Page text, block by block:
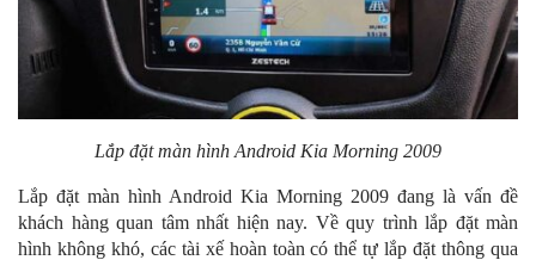
Lắp đặt màn hình Android Kia Morning 2009
Lắp đặt màn hình Android Kia Morning 2009 đang là vấn đề
khách hàng quan tâm nhất hiện nay. Về quy trình lắp đặt màn
hình không khó, các tài xế hoàn toàn có thể tự lắp đặt thông qua